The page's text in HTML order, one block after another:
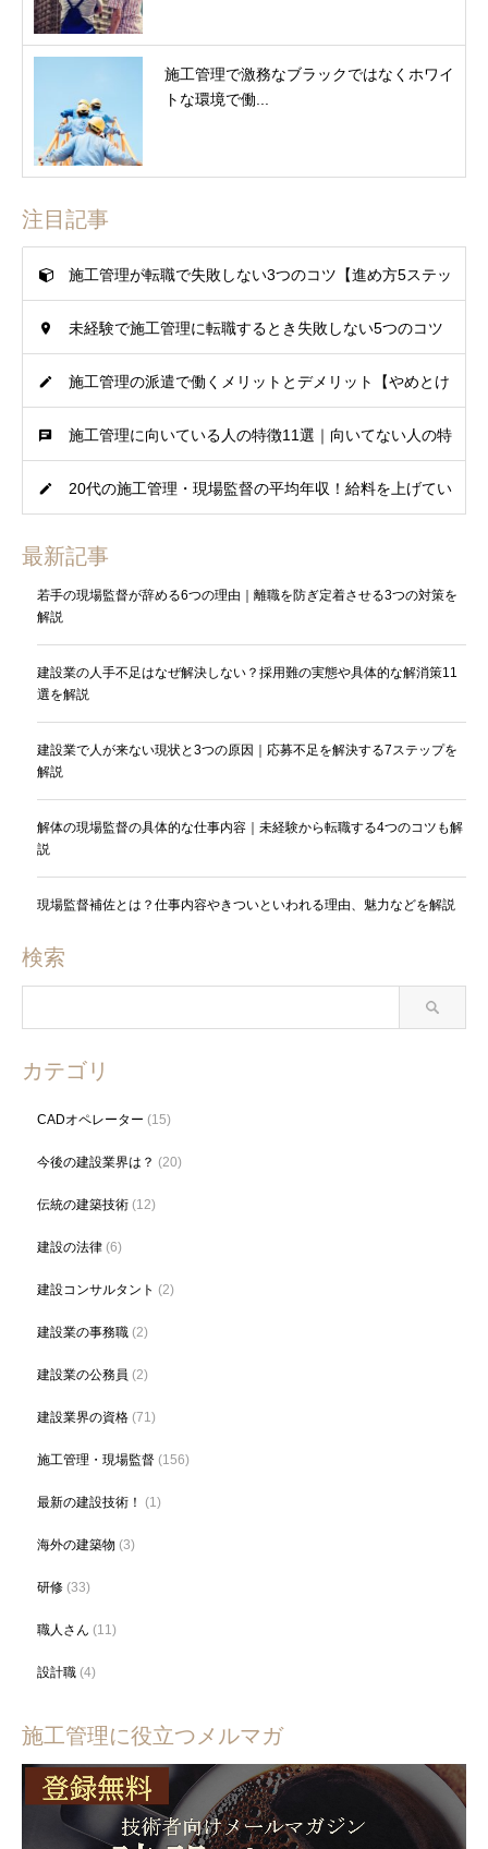
施工管理で激務なブラックではなくホワイ
トな環境で働...
注目記事
施工管理が転職で失敗しない3つのコツ【進め方5ステッ
プも解説】
未経験で施工管理に転職するとき失敗しない5つのコツ
【不安を減らせる】
施工管理の派遣で働くメリットとデメリット【やめとけ
と言われる理由】
施工管理に向いている人の特徴11選｜向いてない人の特
徴4選も解説
20代の施工管理・現場監督の平均年収！給料を上げてい
く4つの方法
最新記事
若手の現場監督が辞める6つの理由｜離職を防ぎ定着させる3つの対策を
解説
建設業の人手不足はなぜ解決しない？採用難の実態や具体的な解消策11
選を解説
建設業で人が来ない現状と3つの原因｜応募不足を解決する7ステップを
解説
解体の現場監督の具体的な仕事内容｜未経験から転職する4つのコツも解
説
現場監督補佐とは？仕事内容やきついといわれる理由、魅力などを解説
検索
カテゴリ
CADオペレーター (15)
今後の建設業界は？ (20)
伝統の建築技術 (12)
建設の法律 (6)
建設コンサルタント (2)
建設業の事務職 (2)
建設業の公務員 (2)
建設業界の資格 (71)
施工管理・現場監督 (156)
最新の建設技術！ (1)
海外の建築物 (3)
研修 (33)
職人さん (11)
設計職 (4)
施工管理に役立つメルマガ